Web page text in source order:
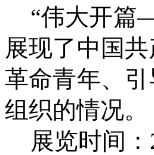
“伟大开篇
展现了中国
革命青年、
组织的情况。
展览时间